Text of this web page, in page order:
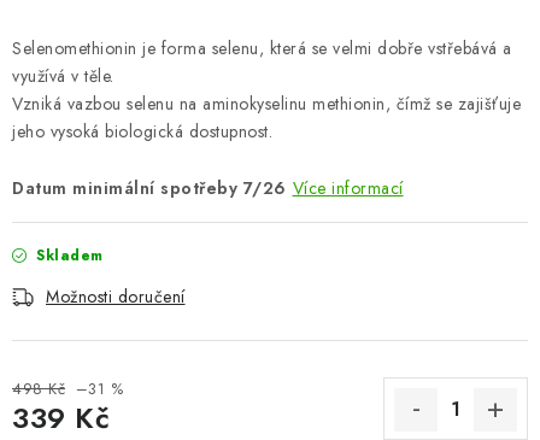
Selenomethionin je forma selenu, která se velmi dobře vstřebává a
využívá v těle.
Vzniká vazbou selenu na aminokyselinu methionin, čímž se zajišťuje
jeho vysoká biologická dostupnost.
Datum minimální spotřeby 7/26 Více informací
Skladem
Možnosti doručení
498 Kč –31 %
339 Kč